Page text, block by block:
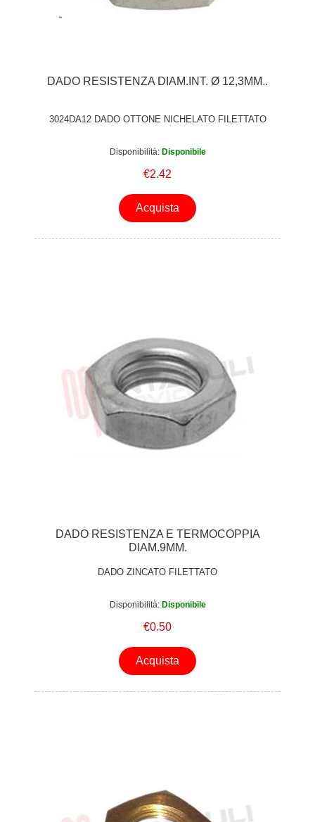
DADO RESISTENZA DIAM.INT. Ø 12,3MM..
3024DA12 DADO OTTONE NICHELATO FILETTATO
Disponibilità: Disponibile
€2.42
Acquista
DADO RESISTENZA E TERMOCOPPIA
DIAM.9MM.
DADO ZINCATO FILETTATO
Disponibilità: Disponibile
€0.50
Acquista